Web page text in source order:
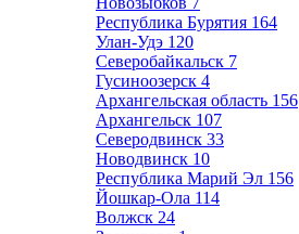
Республика Бурятия 164
Улан-Удэ 120
Северобайкальск 7
Гусиноозерск 4
Архангельская область 156
Архангельск 107
Северодвинск 33
Новодвинск 10
Республика Марий Эл 156
Йошкар-Ола 114
Волжск 24